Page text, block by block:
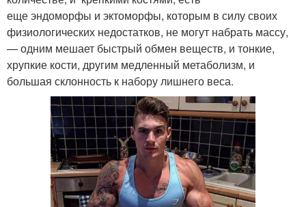
еще эндоморфы и эктоморфы, которым в силу своих
физиологических недостатков, не могут набрать массу,
— одним мешает быстрый обмен веществ, и тонкие,
хрупкие кости, другим медленный метаболизм, и
большая склонность к набору лишнего веса.